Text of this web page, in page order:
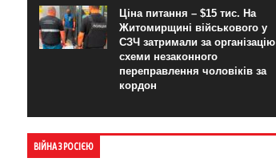
Ціна питання – $15 тис. На
Житомирщині військового у
СЗЧ затримали за організацію
схеми незаконного
переправлення чоловіків за
кордон
ВІЙНА З РОСІЄЮ